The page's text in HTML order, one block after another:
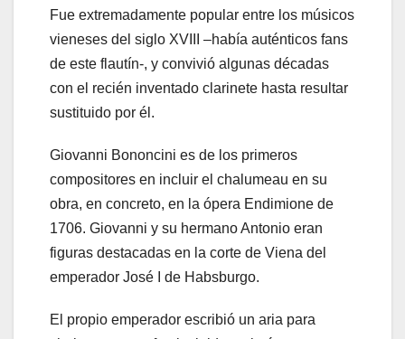
Fue extremadamente popular entre los músicos
vieneses del siglo XVIII –había auténticos fans
de este flautín-, y convivió algunas décadas
con el recién inventado clarinete hasta resultar
sustituido por él.
Giovanni Bononcini es de los primeros
compositores en incluir el chalumeau en su
obra, en concreto, en la ópera Endimione de
1706. Giovanni y su hermano Antonio eran
figuras destacadas en la corte de Viena del
emperador José I de Habsburgo.
El propio emperador escribió un aria para